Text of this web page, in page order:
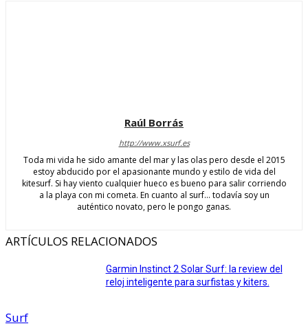
Raúl Borrás
http://www.xsurf.es
Toda mi vida he sido amante del mar y las olas pero desde el 2015
estoy abducido por el apasionante mundo y estilo de vida del
kitesurf. Si hay viento cualquier hueco es bueno para salir corriendo
a la playa con mi cometa. En cuanto al surf... todavía soy un
auténtico novato, pero le pongo ganas.
ARTÍCULOS RELACIONADOS
Surf
Garmin Instinct 2 Solar Surf: la review del
reloj inteligente para surfistas y kiters.